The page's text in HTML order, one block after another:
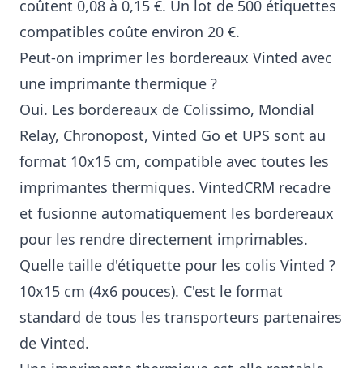
coûtent 0,08 à 0,15 €. Un lot de 500 étiquettes
compatibles coûte environ 20 €.
Peut-on imprimer les bordereaux Vinted avec
une imprimante thermique ?
Oui. Les bordereaux de Colissimo, Mondial
Relay, Chronopost, Vinted Go et UPS sont au
format 10x15 cm, compatible avec toutes les
imprimantes thermiques. VintedCRM recadre
et fusionne automatiquement les bordereaux
pour les rendre directement imprimables.
Quelle taille d'étiquette pour les colis Vinted ?
10x15 cm (4x6 pouces). C'est le format
standard de tous les transporteurs partenaires
de Vinted.